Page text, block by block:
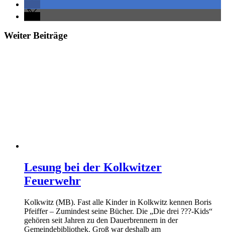
Weiter Beiträge
Lesung bei der Kolkwitzer
Feuerwehr
Kolkwitz (MB). Fast alle Kinder in Kolkwitz kennen Boris
Pfeiffer – Zumindest seine Bücher. Die „Die drei ???-Kids“
gehören seit Jahren zu den Dauerbrennern in der
Gemeindebibliothek. Groß war deshalb am